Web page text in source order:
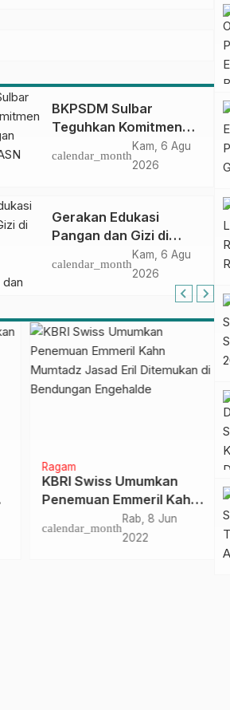
BKPSDM Sulbar
Teguhkan Komitmen
Pengembangan
Kompetensi ASN
Perjanjian Tugas
Belajar 2026
calendar_month
Kam, 6 Agu
2026
Gerakan Edukasi
Pangan dan Gizi di
Mamasa: Tingkatkan
Pengetahuan dan
Keterampilan Keluarga
calendar_month
Kam, 6 Agu
2026
Ragam
KBRI Swiss Umumkan
Penemuan Emmeril Kahn
Mumtadz Jasad Eril
Ditemukan di Bendungan
calendar_month
Rab, 8 Jun
2022